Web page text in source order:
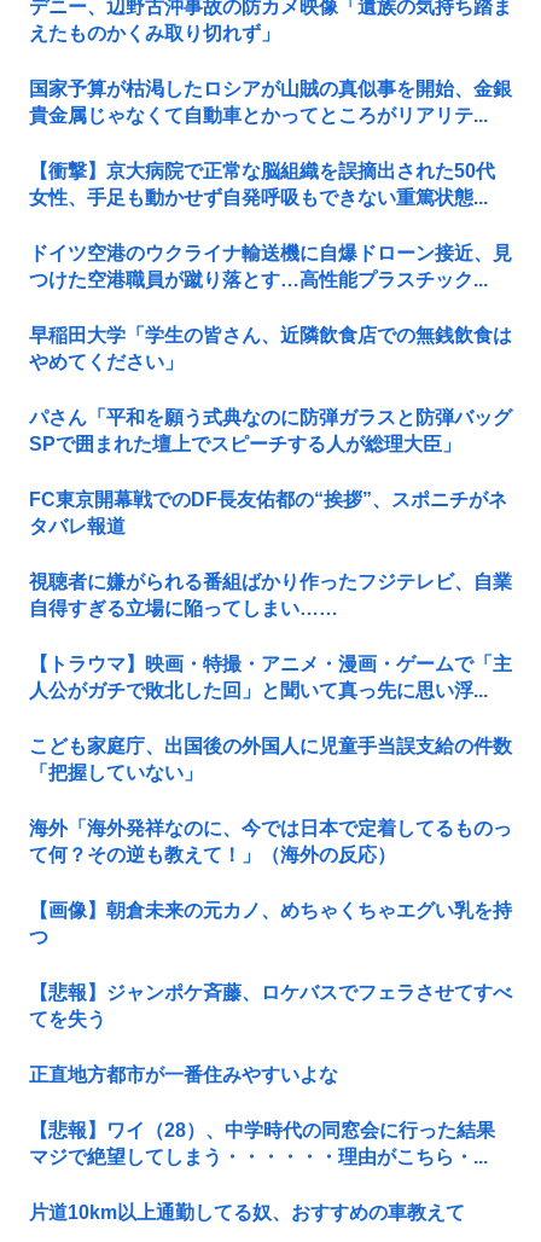
デニー、辺野古沖事故の防カメ映像「遺族の気持ち踏ま
えたものかくみ取り切れず」
国家予算が枯渇したロシアが山賊の真似事を開始、金銀
貴金属じゃなくて自動車とかってところがリアリテ...
【衝撃】京大病院で正常な脳組織を誤摘出された50代
女性、手足も動かせず自発呼吸もできない重篤状態...
ドイツ空港のウクライナ輸送機に自爆ドローン接近、見
つけた空港職員が蹴り落とす…高性能プラスチック...
早稲田大学「学生の皆さん、近隣飲食店での無銭飲食は
やめてください」
パさん「平和を願う式典なのに防弾ガラスと防弾バッグ
SPで囲まれた壇上でスピーチする人が総理大臣」
FC東京開幕戦でのDF長友佑都の“挨拶”、スポニチがネ
タバレ報道
視聴者に嫌がられる番組ばかり作ったフジテレビ、自業
自得すぎる立場に陥ってしまい……
【トラウマ】映画・特撮・アニメ・漫画・ゲームで「主
人公がガチで敗北した回」と聞いて真っ先に思い浮...
こども家庭庁、出国後の外国人に児童手当誤支給の件数
「把握していない」
海外「海外発祥なのに、今では日本で定着してるものっ
て何？その逆も教えて！」（海外の反応）
【画像】朝倉未来の元カノ、めちゃくちゃエグい乳を持
つ
【悲報】ジャンポケ斉藤、ロケバスでフェラさせてすべ
てを失う
正直地方都市が一番住みやすいよな
【悲報】ワイ（28）、中学時代の同窓会に行った結果
マジで絶望してしまう・・・・・・理由がこちら・...
片道10km以上通勤してる奴、おすすめの車教えて